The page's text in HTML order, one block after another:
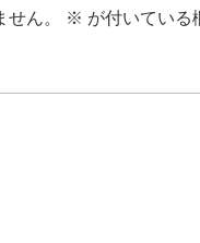
ん。 ※ が付いている